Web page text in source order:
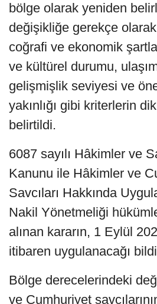
bölge olarak yeniden
değişikliğe gerekçe
coğrafi ve ekonomik
ve kültürel durumu,
gelişmişlik seviyesi ve
yakınlığı gibi kriterlerin
belirtildi.
6087 sayılı Hâkimler ve
Kanunu ile Hâkimler ve
Savcıları Hakkında
Nakil Yönetmeliği
alınan kararın, 1 Eylül
itibaren uygulanacağı
Bölge derecelerindeki
ve Cumhuriyet